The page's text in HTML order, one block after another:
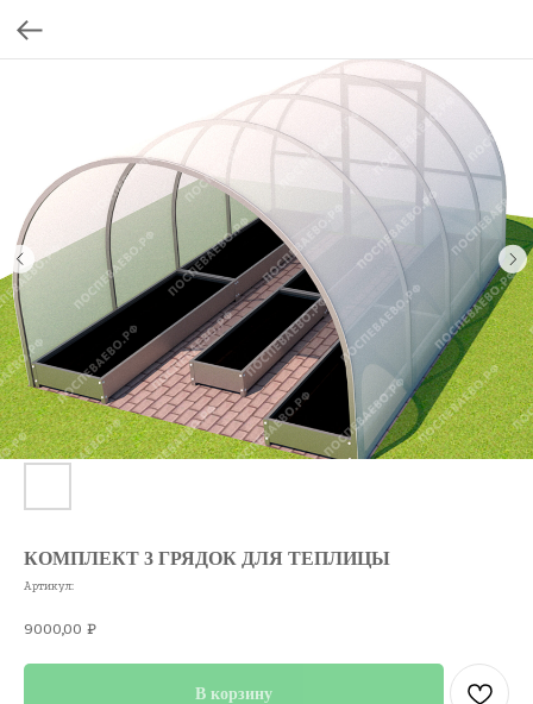
КОМПЛЕКТ 3 ГРЯДОК ДЛЯ ТЕПЛИЦЫ
Артикул:
9000,00 ₽
В корзину